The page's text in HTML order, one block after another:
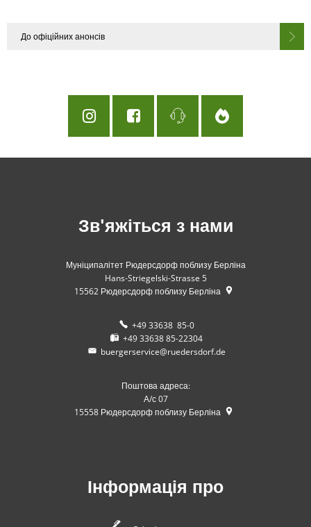
До офіційних анонсів
Зв'яжіться з нами
Муніципалітет Рюдерсдорф поблизу Берліна
Hans-Striegelski-Strasse 5
15562 Рюдерсдорф поблизу Берліна
+49 33638 85-0
+49 33638 85-22304
buergerservice@ruedersdorf.de
Поштова адреса:
А/с 07
15558 Рюдерсдорф поблизу Берліна
Інформація про